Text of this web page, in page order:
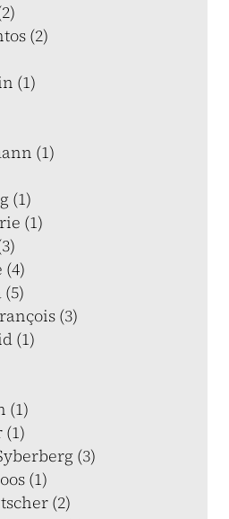
(2)
(1)
(1)
(1)
(1)
(4)
(3)
(1)
(1)
(3)
(1)
(2)